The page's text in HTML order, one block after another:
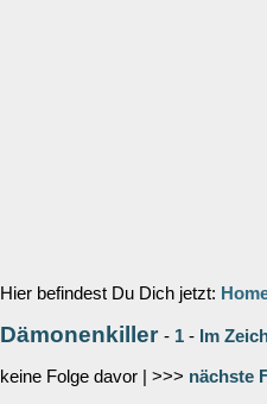
Hier befindest Du Dich jetzt:
Dämonenkiller - 1 - Im
keine Folge davor | >>> nächste